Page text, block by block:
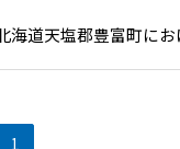
道天塩郡豊富町に
1